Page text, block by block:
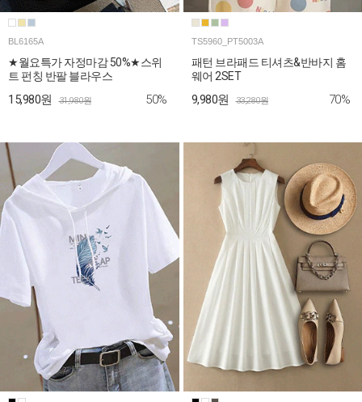
BL6165A
★월요특가 자정마감 50%★스위
트 펀칭 반팔 블라우스
15,980원 31,980원 50%
TS5960_PT5003A
패턴 브라패드 티셔츠&반바지 홈
웨어 2SET
9,980원 33,280원 70%